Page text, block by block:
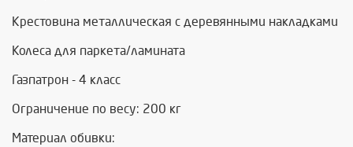
Крестовина металлическая с деревянными накладками
Колеса для паркета/ламината
Газпатрон - 4 класс
Ограничение по весу: 200 кг
Материал обивки: